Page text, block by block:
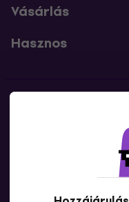
Vásárlás
Hasznos